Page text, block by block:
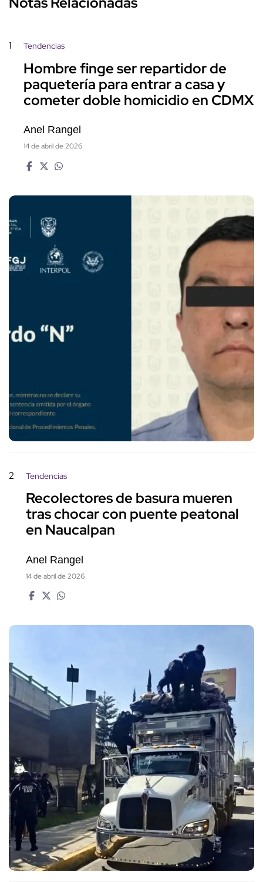
1 Tendencias
Hombre finge ser repartidor de
paquetería para entrar a casa y
cometer doble homicidio en CDMX
Anel Rangel
14 de abril de 2026
2 Tendencias
Recolectores de basura mueren
tras chocar con puente peatonal
en Naucalpan
Anel Rangel
14 de abril de 2026